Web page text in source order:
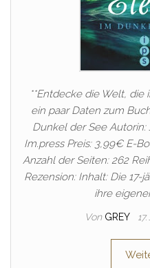
**Entdecke die Welt, die
ein paar Daten zum
Dunkel der See Autorin:
Im.press Preis: 3,99€ E-
Anzahl der Seiten: 262
Rezension: Inhalt: Die 17-
ihre
Von GREY